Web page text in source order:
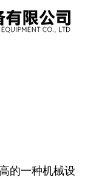
的一种机械设